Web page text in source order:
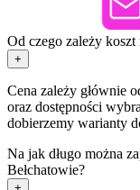
Od czego zależy
+
Cena zależy głównie
oraz dostępności
dobierzemy warianty
Na jak długo można
Bełchatowie?